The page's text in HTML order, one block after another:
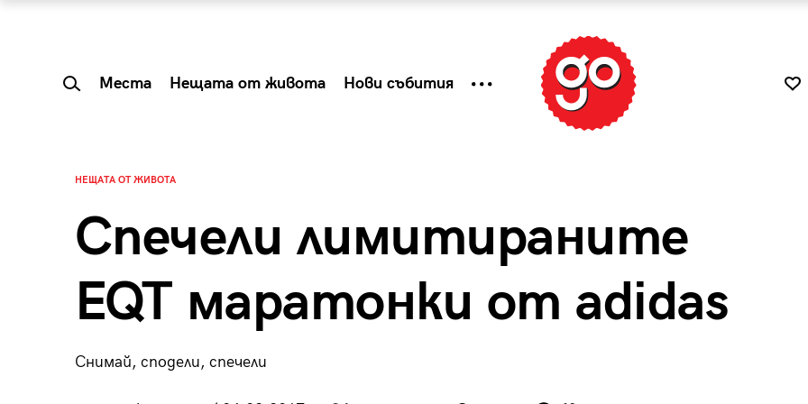
Места Нещата от живота Нови събития
НЕЩАТА ОТ ЖИВОТА
Спечели лимитираните
EQT маратонки от adidas
Снимай, сподели, спечелиSummer Prelude: как